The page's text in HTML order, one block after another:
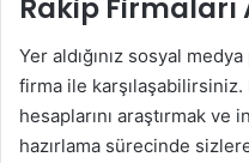
Rakip Firmaları
Yer aldığınız sosyal
firma ile karşılaşabilirsiniz.
hesaplarını araştırmak
hazırlama sürecinde